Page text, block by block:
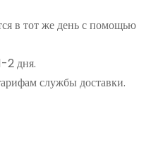
в тот же день с помощью
2 дня.
службы доставки.